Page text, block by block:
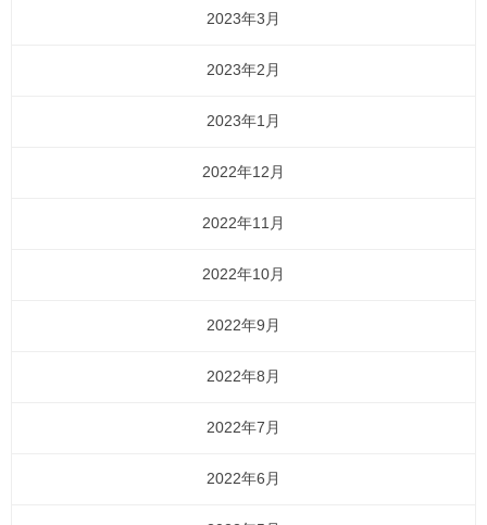
2023年3月
2023年2月
2023年1月
2022年12月
2022年11月
2022年10月
2022年9月
2022年8月
2022年7月
2022年6月